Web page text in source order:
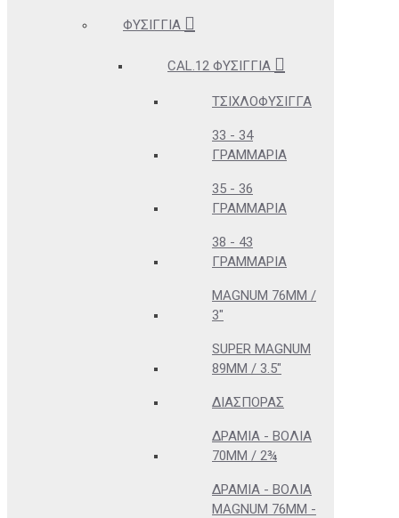
ΦΥΣΊΓΓΙΑ
CAL.12 ΦΥΣΊΓΓΙΑ
ΤΣΙΧΛΟΦΎΣΙΓΓΑ
33 - 34
ΓΡΑΜΜΆΡΙΑ
35 - 36
ΓΡΑΜΜΆΡΙΑ
38 - 43
ΓΡΑΜΜΆΡΙΑ
MAGNUM 76MM /
3"
SUPER MAGNUM
89MM / 3.5"
ΔΙΑΣΠΟΡΆΣ
ΔΡΆΜΙΑ - ΒΌΛΙΑ
70MM / 2¾
ΔΡΆΜΙΑ - ΒΌΛΙΑ
MAGNUM 76MM -